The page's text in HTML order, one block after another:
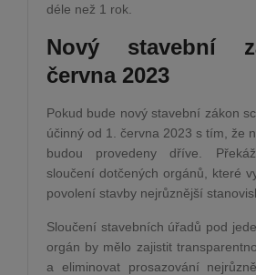
déle než 1 rok.
Nový stavební
června 2023
Pokud bude nový stavební zákon
účinný od 1. června 2023 s tím, že
budou provedeny dříve.
sloučení dotčených orgánů, které
povolení stavby nejrůznější
Sloučení stavebních úřadů pod
orgán by mělo zajistit
a eliminovat prosazování